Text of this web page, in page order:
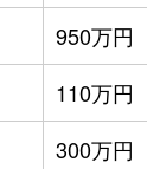
950万円
110万円
300万円